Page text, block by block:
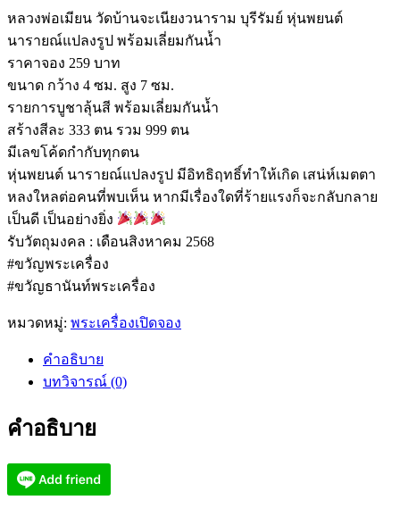
หลวงพ่อเมียน วัดบ้านจะเนียงวนาราม บุรีรัมย์ หุ่นพยนต์
นารายณ์แปลงรูป พร้อมเลี่ยมกันน้ำ
ราคาจอง 259 บาท
ขนาด กว้าง 4 ซม. สูง 7 ซม.
รายการบูชาลุ้นสี พร้อมเลี่ยมกันน้ำ
สร้างสีละ 333 ตน รวม 999 ตน
มีเลขโค้ดกำกับทุกตน
หุ่นพยนต์ นารายณ์แปลงรูป มีอิทธิฤทธิ์ทำให้เกิด เสน่ห์เมตตา
หลงใหลต่อคนที่พบเห็น หากมีเรื่องใดที่ร้ายแรงก็จะกลับกลาย
เป็นดี เป็นอย่างยิ่ง
รับวัตถุมงคล : เดือนสิงหาคม 2568
#ขวัญพระเครื่อง
#ขวัญธานันท์พระเครื่อง
หมวดหมู่: พระเครื่องเปิดจอง
คำอธิบาย
บทวิจารณ์ (0)
คำอธิบาย